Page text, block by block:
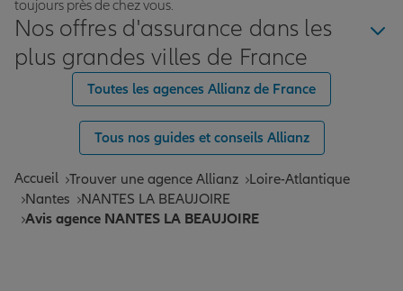
toujours près de chez vous.
Nos offres d'assurance dans les
plus grandes villes de France
Toutes les agences Allianz de France
Tous nos guides et conseils Allianz
Accueil Trouver une agence Allianz
Loire-Atlantique
Nantes
NANTES LA BEAUJOIRE
Avis agence NANTES LA BEAUJOIRE